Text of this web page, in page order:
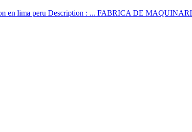
en lima peru Description : ... FABRICA DE